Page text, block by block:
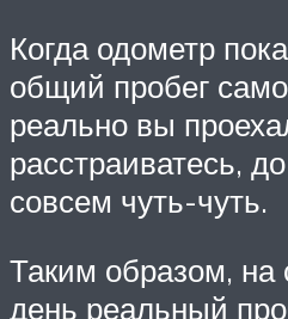
Когда одометр
общий пробег
реально вы
расстраиватесь,
совсем чуть-чуть.
Таким образом, на
день реальный